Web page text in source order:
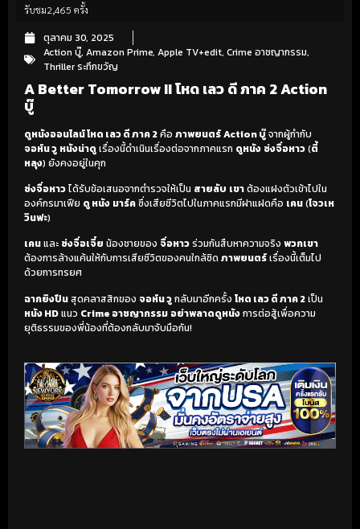
รับชม2,465 ครั้ง
ตุลาคม 30, 2025
Action บู๊, Amazon Prime, Apple TV+edit, Crime อาชญากรรม,
Thriller ระทึกขวัญ
A Better Tomorrow II โหด เลว ดี ภาค 2 Action
บู๊
ดูหนังออนไลน์ โหด เลว ดี ภาค 2คือ ภาพยนตร์Action บู๊จากผู้กำกับ
จอห์น วู หนังน่าดูเรื่องนี้ดำเนินเรื่องต่อจากภาคแรก ดูหนัง ซ่งจื่อหาว(ตี้
หลุง) ยังคงอยู่ในคุก
ซ่งจื่อหาวได้รับข้อเสนอจากตำรวจให้เป็น สายลับ เขาต้องแฝงตัวเข้าไปใน
องค์กรมาเฟีย ดู หนัง มาร์คซึ่งเสียชีวิตไปในภาคแรกมีฝาแฝดคือ เคน(โจวเห
วินฟะ)
เคนและ ซ่งจื่อเจี๋ย น้องชายของ จื่อหาวร่วมกันสืบหาความจริง พวกเขา
ต้องการล้างแค้นให้กับการเสียชีวิตของคนใกล้ชิด ภาพยนตร์เรื่องนี้เต็มไป
ด้วยการทรยศ
ฉากยิงปืนสุดคลาสสิกของ จอห์น วูกลับมาอีกครั้ง โหด เลว ดี ภาค 2เป็น
หนัง HDแนว Crime อาชญากรรม อย่าพลาดดูหนังการต่อสู้เพื่อความ
ยุติธรรมของพี่น้องที่ต้องกลับมาจับมือกัน!